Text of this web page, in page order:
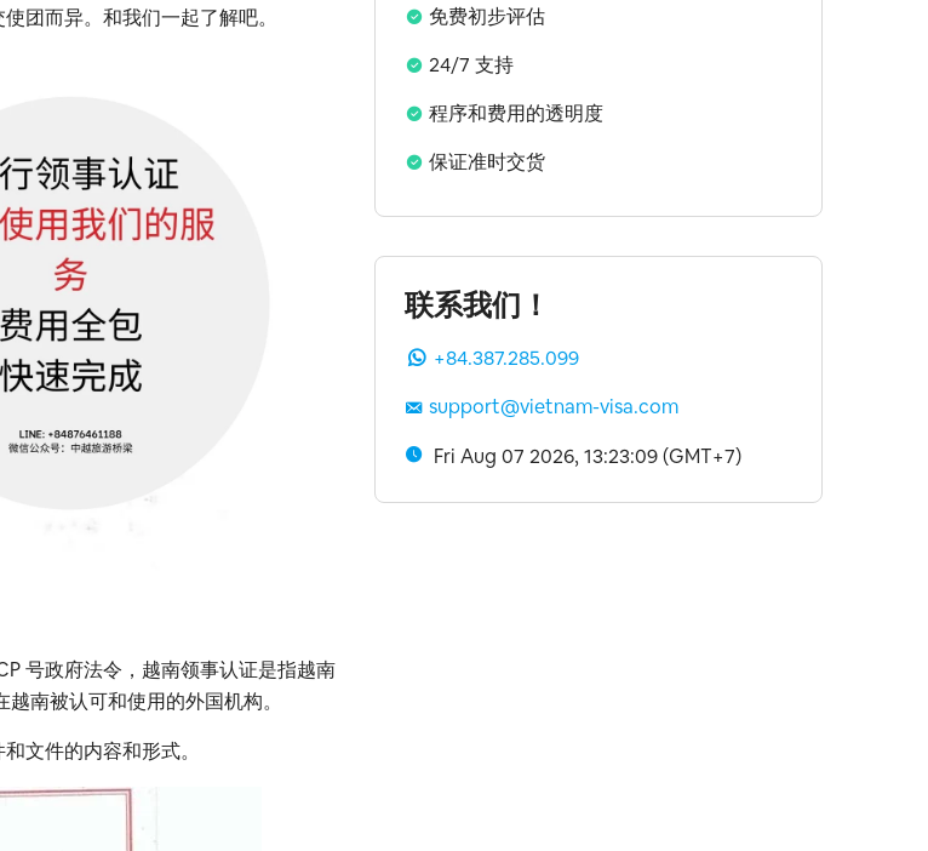
团而异。和我们一起了解吧。
号政府法令，越南领事认证是指越南
南被认可和使用的外国机构。
文件的内容和形式。
免费初步评估
24/7 支持
程序和费用的透明度
保证准时交货
联系我们！
+84.387.285.099
support@vietnam-visa.com
Fri Aug 07 2026, 13:23:10 (GMT+7)